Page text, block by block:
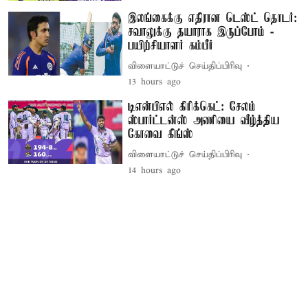
இலங்கைக்கு எதிரான டெஸ்ட் தொடர்:
சவாலுக்கு தயாராக இருப்போம் -
பயிற்சியாளர் கம்பீர்
விளையாட்டுச் செய்திப்பிரிவு
13 hours ago
டிஎன்பிஎல் கிரிக்கெட்: சேலம்
ஸ்பார்ட்டன்ஸ் அணியை வீழ்த்திய
கோவை கிங்ஸ்
விளையாட்டுச் செய்திப்பிரிவு
14 hours ago